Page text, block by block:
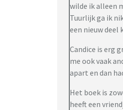
wilde ik alleen
Tuurlijk ga ik
een nieuw deel
Candice is erg
me ook vaak
apart en dan
Het boek is
heeft een